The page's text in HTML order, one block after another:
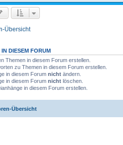
Übersicht
DIESEM FORUM
Themen in diesem Forum erstellen.
zu Themen in diesem Forum erstellen.
in diesem Forum nicht ändern.
in diesem Forum nicht löschen.
in diesem Forum erstellen.
Übersicht